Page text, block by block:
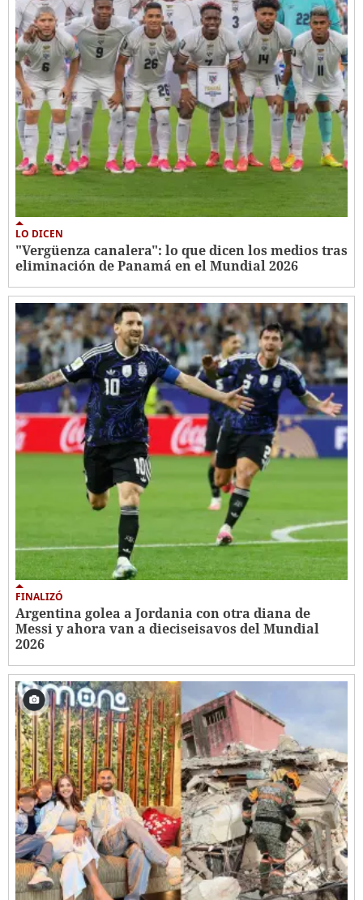
LO DICEN
"Vergüenza canalera": lo que dicen los medios tras
eliminación de Panamá en el Mundial 2026
FINALIZÓ
Argentina golea a Jordania con otra diana de
Messi y ahora van a dieciseisavos del Mundial
2026